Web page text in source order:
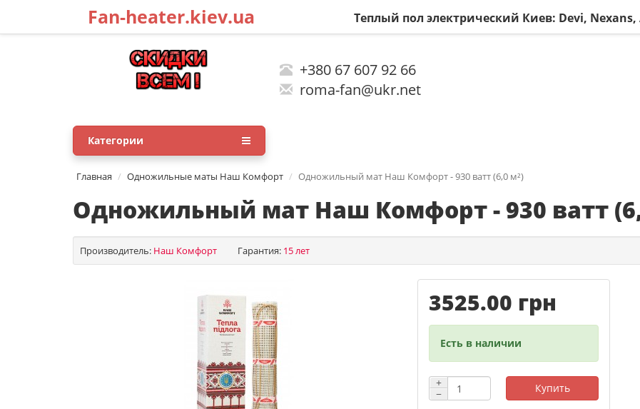
Fan-heater.kiev.ua Теплый пол электрический Киев: Devi,
+380 67 607 92 66
roma-fan@ukr.net
Категории
Главная Одножильные маты Наш Комфорт Одножильный мат Наш Комфорт - 930 ватт (6,0 м²)
Одножильный мат Наш Комфорт - 930 ватт
Производитель: Наш Комфорт Гарантия: 15 лет
3525.00 грн
Есть в наличии
+
−
Купить